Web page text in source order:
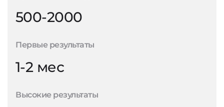
500-2000
Первые результаты
1-2 мес
Высокие результаты